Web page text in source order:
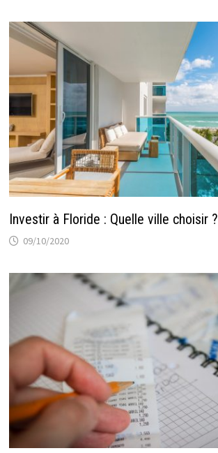
Investir à Floride : Quelle ville choisir ?
09/10/2020